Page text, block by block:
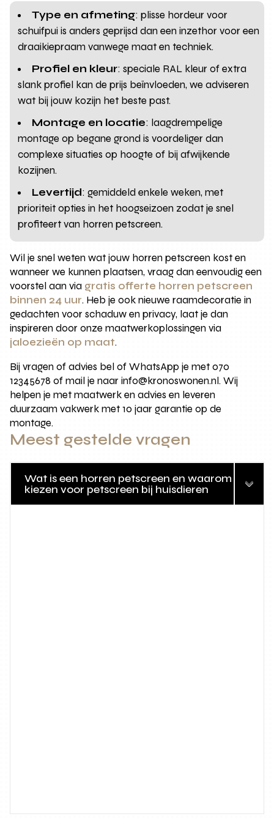
Type en afmeting: plisse hordeur voor
schuifpui is anders geprijsd dan een inzethor voor een
draaikiepraam vanwege maat en techniek.
Profiel en kleur: speciale RAL kleur of extra
slank profiel kan de prijs beïnvloeden, we adviseren
wat bij jouw kozijn het beste past.
Montage en locatie: laagdrempelige
montage op begane grond is voordeliger dan
complexe situaties op hoogte of bij afwijkende
kozijnen.
Levertijd: gemiddeld enkele weken, met
prioriteit opties in het hoogseizoen zodat je snel
profiteert van horren petscreen.
Wil je snel weten wat jouw horren petscreen kost en
wanneer we kunnen plaatsen, vraag dan eenvoudig een
voorstel aan via gratis offerte horren petscreen
binnen 24 uur. Heb je ook nieuwe raamdecoratie in
gedachten voor schaduw en privacy, laat je dan
inspireren door onze maatwerkoplossingen via
jaloezieën op maat.
Bij vragen of advies bel of WhatsApp je met 070
12345678 of mail je naar info@kronoswonen.nl. Wij
helpen je met maatwerk en advies en leveren
duurzaam vakwerk met 10 jaar garantie op de
montage.
Meest gestelde vragen
Wat is een horren petscreen en waarom
kiezen voor petscreen bij huisdieren